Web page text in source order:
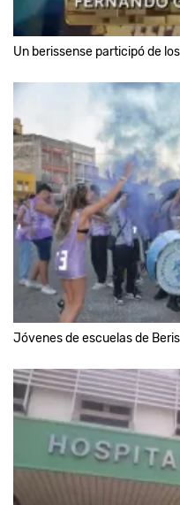
Un berissense participó de
Jóvenes de escuelas de